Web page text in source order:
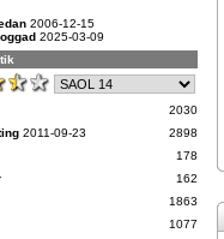
2006-12-15
2025-03-09
2030
2011-09-23
2898
178
162
1863
1077